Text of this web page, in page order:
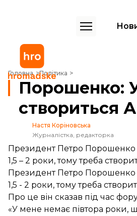
Головна Політика
Порошенко: У мене немає півтора роки,
Порошенко:
створиться
Настя Коріновська
Журналістка, редакторка
Президент Петро Порошенко
1,5 – 2 роки, тому треба
Президент Петро Порошенко
1,5 - 2 роки, тому треба
Про це він сказав під час
«У мене немає півтора роки,